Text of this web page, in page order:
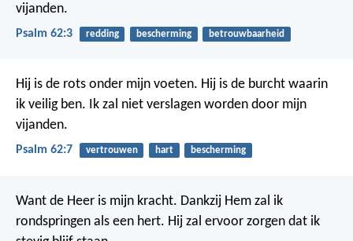
vijanden.
Psalm 62:3 redding bescherming betrouwbaarheid
Hij is de rots onder mijn voeten. Hij is de burcht waarin
ik veilig ben. Ik zal niet verslagen worden door mijn
vijanden.
Psalm 62:7 vertrouwen hart bescherming
Want de Heer is mijn kracht. Dankzij Hem zal ik
rondspringen als een hert. Hij zal ervoor zorgen dat ik